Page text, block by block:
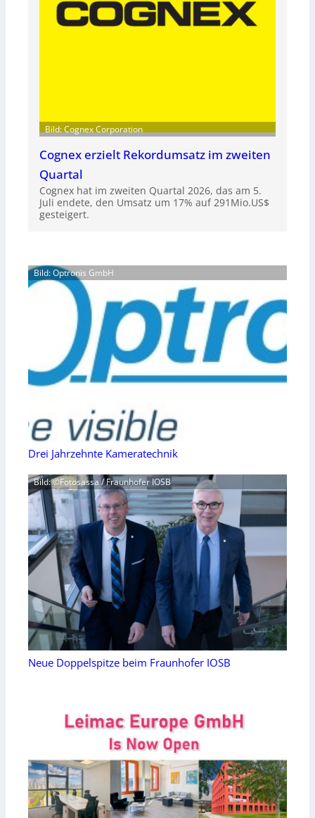
Bild: Cognex Corporation
Cognex erzielt Rekordumsatz im zweiten
Quartal
Cognex hat im zweiten Quartal 2026, das am 5.
Juli endete, den Umsatz um 17% auf 291Mio.US$
gesteigert.
Bild: Optronis GmbH
Drei Jahrzehnte Kameratechnik
Bild: ©Fotosassa / Fraunhofer IOSB
Neue Doppelspitze beim Fraunhofer IOSB